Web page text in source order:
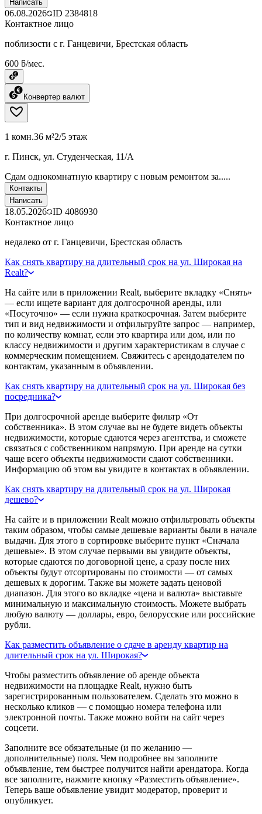
Написать
06.08.2026 ID 2384818
Контактное лицо
поблизости с г. Ганцевичи, Брестская область
600 ƃ/мес.
Конвертер валют
1 комн.36 м²2/5 этаж
г. Пинск, ул. Студенческая, 11/А
Сдам однокомнатную квартиру с новым ремонтом за.....
Контакты
Написать
18.05.2026 ID 4086930
Контактное лицо
недалеко от г. Ганцевичи, Брестская область
Как снять квартиру на длительный срок на ул. Широкая на
Realt?
На сайте или в приложении Realt, выберите вкладку «Снять»
— если ищете вариант для долгосрочной аренды, или
«Посуточно» — если нужна краткосрочная. Затем выберите
тип и вид недвижимости и отфильтруйте запрос — например,
по количеству комнат, если это квартира или дом, или по
классу недвижимости и другим характеристикам в случае с
коммерческим помещением. Свяжитесь с арендодателем по
контактам, указанным в объявлении.
Как снять квартиру на длительный срок на ул. Широкая без
посредника?
При долгосрочной аренде выберите фильтр «От
собственника». В этом случае вы не будете видеть объекты
недвижимости, которые сдаются через агентства, и сможете
связаться с собственником напрямую. При аренде на сутки
чаще всего объекты недвижимости сдают собственники.
Информацию об этом вы увидите в контактах в объявлении.
Как снять квартиру на длительный срок на ул. Широкая
дешево?
На сайте и в приложении Realt можно отфильтровать объекты
таким образом, чтобы самые дешевые варианты были в начале
выдачи. Для этого в сортировке выберите пункт «Сначала
дешевые». В этом случае первыми вы увидите объекты,
которые сдаются по договорной цене, а сразу после них
объекты будут отсортированы по стоимости — от самых
дешевых к дорогим. Также вы можете задать ценовой
диапазон. Для этого во вкладке «цена и валюта» выставьте
минимальную и максимальную стоимость. Можете выбрать
любую валюту — доллары, евро, белорусские или российские
рубли.
Как разместить объявление о сдаче в аренду квартир на
длительный срок на ул. Широкая?
Чтобы разместить объявление об аренде объекта
недвижимости на площадке Realt, нужно быть
зарегистрированным пользователем. Сделать это можно в
несколько кликов — с помощью номера телефона или
электронной почты. Также можно войти на сайт через
соцсети.
Заполните все обязательные (и по желанию —
дополнительные) поля. Чем подробнее вы заполните
объявление, тем быстрее получится найти арендатора. Когда
все заполните, нажмите кнопку «Разместить объявление».
Теперь ваше объявление увидит модератор, проверит и
опубликует.